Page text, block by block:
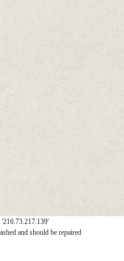
and should be repaired